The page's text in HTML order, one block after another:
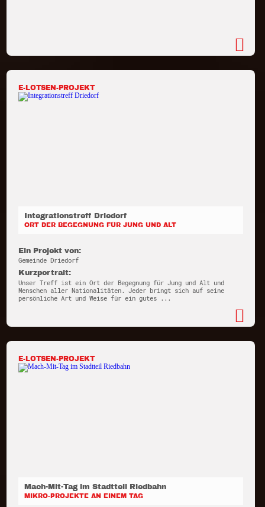
E-LOTSEN-PROJEKT
Integrationstreff Driedorf
ORT DER BEGEGNUNG FÜR JUNG UND ALT
Ein Projekt von:
Gemeinde Driedorf
Kurzportrait:
Unser Treff ist ein Ort der Begegnung für Jung und Alt und
Menschen aller Nationalitäten. Jeder bringt sich auf seine
persönliche Art und Weise für ein gutes ...
E-LOTSEN-PROJEKT
Mach-Mit-Tag im Stadtteil Riedbahn
MIKRO-PROJEKTE AN EINEM TAG